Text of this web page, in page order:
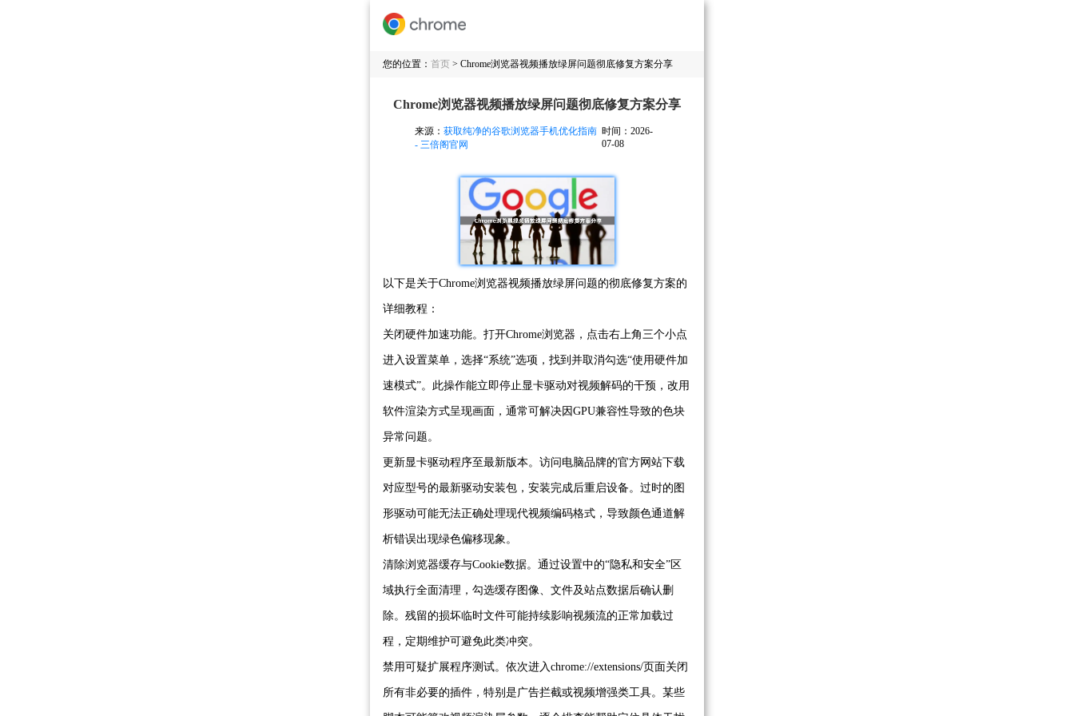
您的位置： 首页 > Chrome浏览器视频播放绿屏问题彻底修复方案分享
Chrome浏览器视频播放绿屏问题彻底修复方案分享
来源： 获取纯净的谷歌浏览器手机优化指南
- 三倍阁官网
时间：2026-
07-08
以下是关于Chrome浏览器视频播放绿屏问题的彻底修复方案的
详细教程：
关闭硬件加速功能。打开Chrome浏览器，点击右上角三个小点
进入设置菜单，选择“系统”选项，找到并取消勾选“使用硬件加
速模式”。此操作能立即停止显卡驱动对视频解码的干预，改用
软件渲染方式呈现画面，通常可解决因GPU兼容性导致的色块
异常问题。
更新显卡驱动程序至最新版本。访问电脑品牌的官方网站下载
对应型号的最新驱动安装包，安装完成后重启设备。过时的图
形驱动可能无法正确处理现代视频编码格式，导致颜色通道解
析错误出现绿色偏移现象。
清除浏览器缓存与Cookie数据。通过设置中的“隐私和安全”区
域执行全面清理，勾选缓存图像、文件及站点数据后确认删
除。残留的损坏临时文件可能持续影响视频流的正常加载过
程，定期维护可避免此类冲突。
禁用可疑扩展程序测试。依次进入chrome://extensions/页面关闭
所有非必要的插件，特别是广告拦截或视频增强类工具。某些